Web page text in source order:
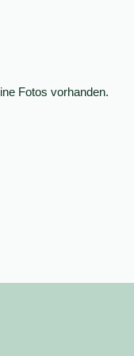
Fotos vorhanden.